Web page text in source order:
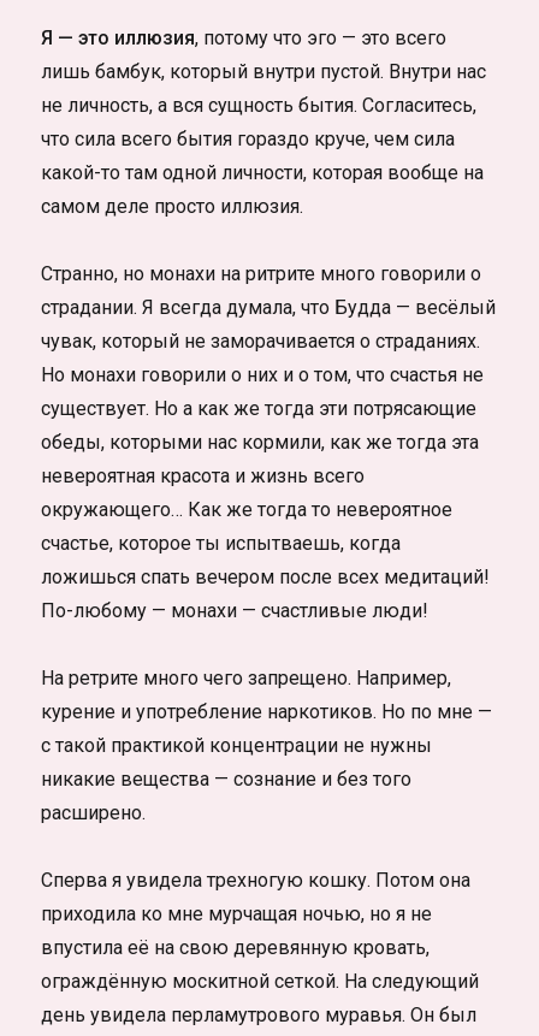
Я — это иллюзия, потому что эго — это всего
лишь бамбук, который внутри пустой. Внутри нас
не личность, а вся сущность бытия. Согласитесь,
что сила всего бытия гораздо круче, чем сила
какой-то там одной личности, которая вообще на
самом деле просто иллюзия.
Странно, но монахи на ритрите много говорили о
страдании. Я всегда думала, что Будда — весёлый
чувак, который не заморачивается о страданиях.
Но монахи говорили о них и о том, что счастья не
существует. Но а как же тогда эти потрясающие
обеды, которыми нас кормили, как же тогда эта
невероятная красота и жизнь всего
окружающего… Как же тогда то невероятное
счастье, которое ты испытваешь, когда
ложишься спать вечером после всех медитаций!
По-любому — монахи — счастливые люди!
На ретрите много чего запрещено. Например,
курение и употребление наркотиков. Но по мне —
с такой практикой концентрации не нужны
никакие вещества — сознание и без того
расширено.
Сперва я увидела трехногую кошку. Потом она
приходила ко мне мурчащая ночью, но я не
впустила её на свою деревянную кровать,
ограждённую москитной сеткой. На следующий
день увидела перламутрового муравья. Он был